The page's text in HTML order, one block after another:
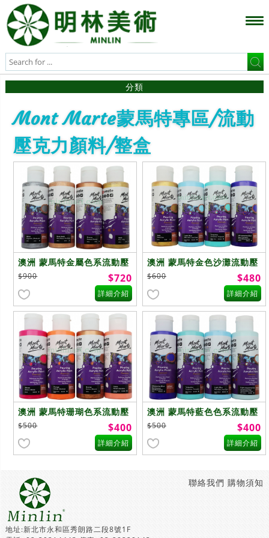
分類
Mont Marte蒙馬特專區/流動
壓克力顏料/整盒
澳洲 蒙馬特金屬色系流動壓
克力120ml4色套組
$900 $720
詳細介紹
澳洲 蒙馬特金色沙灘流動壓
克力120ml4色套組
$600 $480
詳細介紹
澳洲 蒙馬特珊瑚色系流動壓
克力120ml4色套組
$500 $400
詳細介紹
澳洲 蒙馬特藍色色系流動壓
克力120ml4色套組
$500 $400
詳細介紹
購物須知
聯絡我們
地址:新北市永和區秀朗路二段8號1F